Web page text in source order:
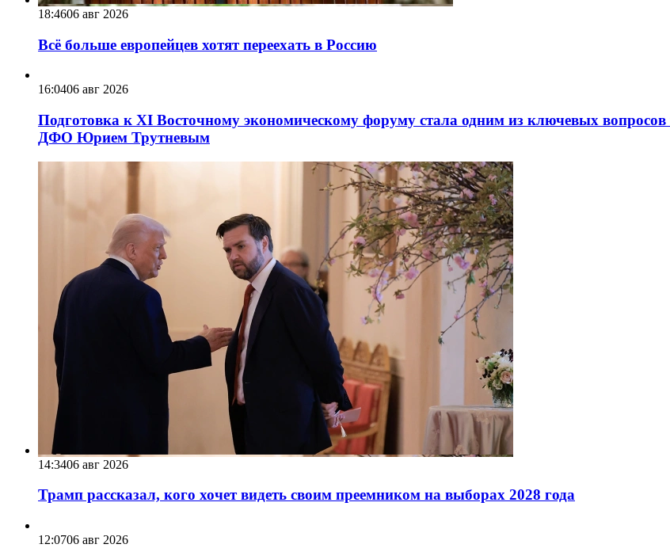
18:4606 авг 2026
Всё больше европейцев хотят переехать в Россию
16:0406 авг 2026
Подготовка к XI Восточному экономическому форуму стала одним из ключевых
ДФО Юрием Трутневым
14:3406 авг 2026
Трамп рассказал, кого хочет видеть своим преемником на выборах 2028 года
12:0706 авг 2026